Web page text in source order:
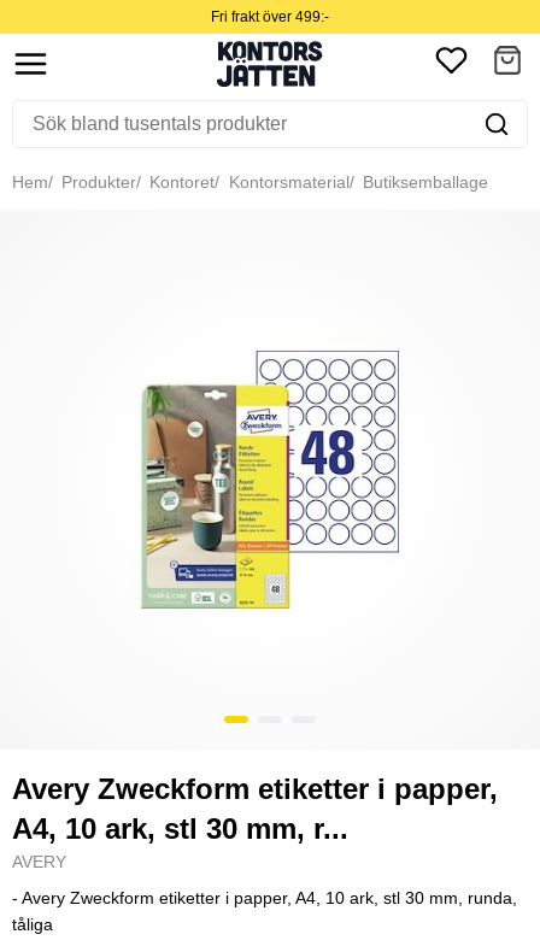
Fri frakt över 499:-
Hem Produkter Kontoret Kontorsmaterial Butiksemballage
Avery Zweckform etiketter i papper,
A4, 10 ark, stl 30 mm, r...
AVERY
- Avery Zweckform etiketter i papper, A4, 10 ark, stl 30 mm, runda,
tåliga